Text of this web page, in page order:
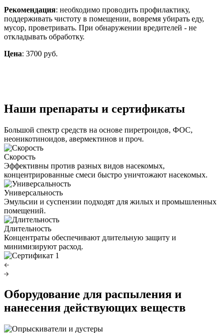
Рекомендация: необходимо проводить профилактику,
поддерживать чистоту в помещении, вовремя убирать еду,
мусор, проветривать. При обнаружении вредителей - не
откладывать обработку.
Цена: 3700 руб.
Наши препараты и сертификаты
Большой спектр средств на основе пиретроидов, ФОС,
неоникотиноидов, авермектинов и проч.
Скорость
Эффективны против разных видов насекомых,
концентрированные смеси быстро уничтожают насекомых.
Универсальность
Эмульсии и суспензии подходят для жилых и промышленных
помещений.
Длительность
Концентраты обеспечивают длительную защиту и
минимизируют расход.
Оборудование для распыления и
нанесения действующих веществ